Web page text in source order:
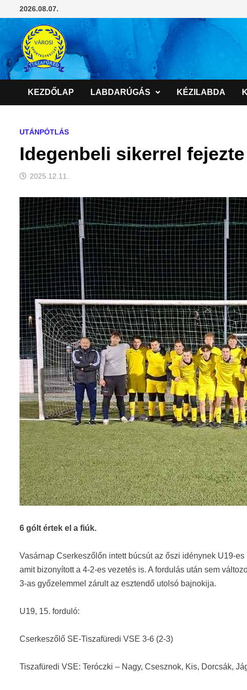
to
2026.08.07.
KEZDŐLAP LABDARÚGÁS KÉZILABDA
UTÁNPÓTLÁS
Idegenbeli sikerrel
2025.12.11.
6 gólt értek el a fiúk.
Vasárnap Cserkeszőlőn intett búcsút az őszi idénynek U19-
amit bizonyított a 4-2-es vezetés is. A fordulás után sem
3-as győzelemmel zárult az esztendő utolsó bajnokija.
U19, 15. forduló:
Cserkeszőlő SE-Tiszafüredi VSE 3-6 (2-3)
Tiszafüredi VSE: Teróczki – Nagy, Csesznok, Kis, Dorcsák,